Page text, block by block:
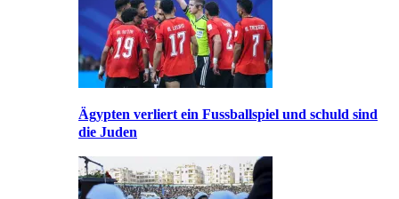
Ägypten verliert ein Fussballspiel und schuld sind
die Juden